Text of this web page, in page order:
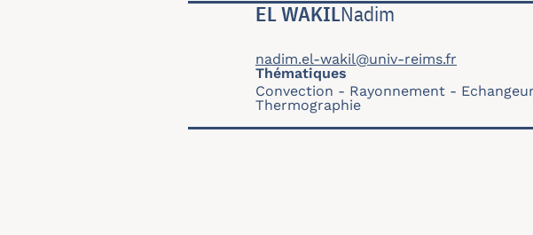
EL WAKILNadim
nadim.el-wakil@univ-reims.fr
Thématiques
Convection
Rayonnement
Thermographie